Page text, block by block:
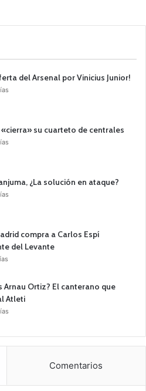
del Arsenal por Vinicius Junior!
«cierra» su cuarteto de centrales
¿La solución en ataque?
compra a Carlos Espí
del Levante
Arnau Ortiz? El canterano que
Atleti
Comentarios